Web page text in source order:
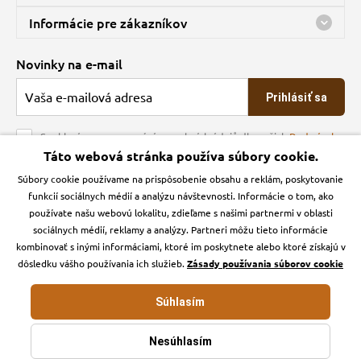
Predajňa a sklad Kbely
Bohužiaľ, momentálne máme zatvorené
Informácie pre zákazníkov
O spoločnosti
Veľkoobchod
Obchodné podmienky
Kontakt
Podmienky ochrany osobných údajov
Zásady používanie cookies a Google Analytics
Novinky na e-mail
Prihlásiť sa
Souhlasím se zpracováním osobních údajů dle našichPodmínek
ochrany osobních údajů
Krmiva Pučálka na sociálnych sieťach
Instagran Facebook
Táto webová stránka používa súbory cookie.
Súbory cookie používame na prispôsobenie obsahu a reklám, poskytovanie
funkcií sociálnych médií a analýzu návštevnosti. Informácie o tom, ako
používate našu webovú lokalitu, zdieľame s našimi partnermi v oblasti
sociálnych médií, reklamy a analýzy. Partneri môžu tieto informácie
kombinovať s inými informáciami, ktoré im poskytnete alebo ktoré získajú v
dôsledku vášho používania ich služieb.Zásady používania súborov cookie
Nesúhlasím
Súhlasím